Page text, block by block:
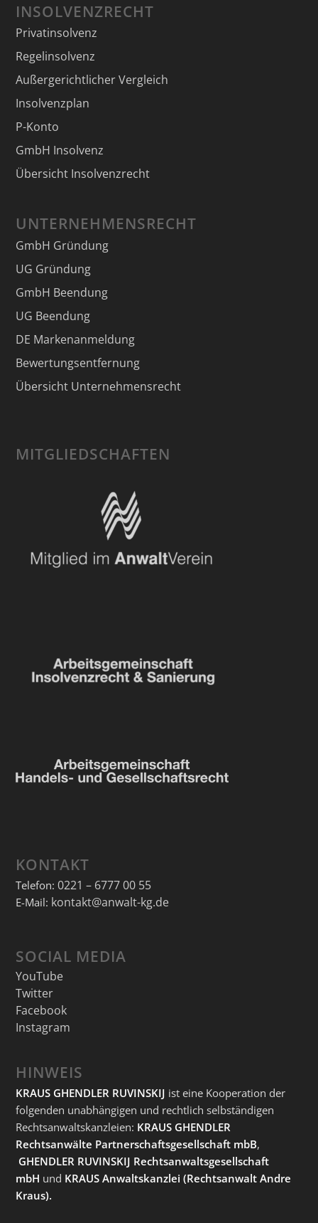
INSOLVENZRECHT
Privatinsolvenz
Regelinsolvenz
Außergerichtlicher Vergleich
Insolvenzplan
P-Konto
GmbH Insolvenz
Übersicht Insolvenzrecht
UNTERNEHMENSRECHT
GmbH Gründung
UG Gründung
GmbH Beendung
UG Beendung
DE Markenanmeldung
Bewertungsentfernung
Übersicht Unternehmensrecht
MITGLIEDSCHAFTEN
KONTAKT
Telefon: 0221 – 6777 00 55
E-Mail: kontakt@anwalt-kg.de
SOCIAL MEDIA
YouTube
Twitter
Facebook
Instagram
HINWEIS
KRAUS GHENDLER RUVINSKIJ ist eine Kooperation der
folgenden unabhängigen und rechtlich selbständigen
Rechtsanwaltskanzleien: KRAUS GHENDLER
Rechtsanwälte Partnerschaftsgesellschaft mbB,
GHENDLER RUVINSKIJ Rechtsanwaltsgesellschaft
mbH und KRAUS Anwaltskanzlei (Rechtsanwalt Andre
Kraus).